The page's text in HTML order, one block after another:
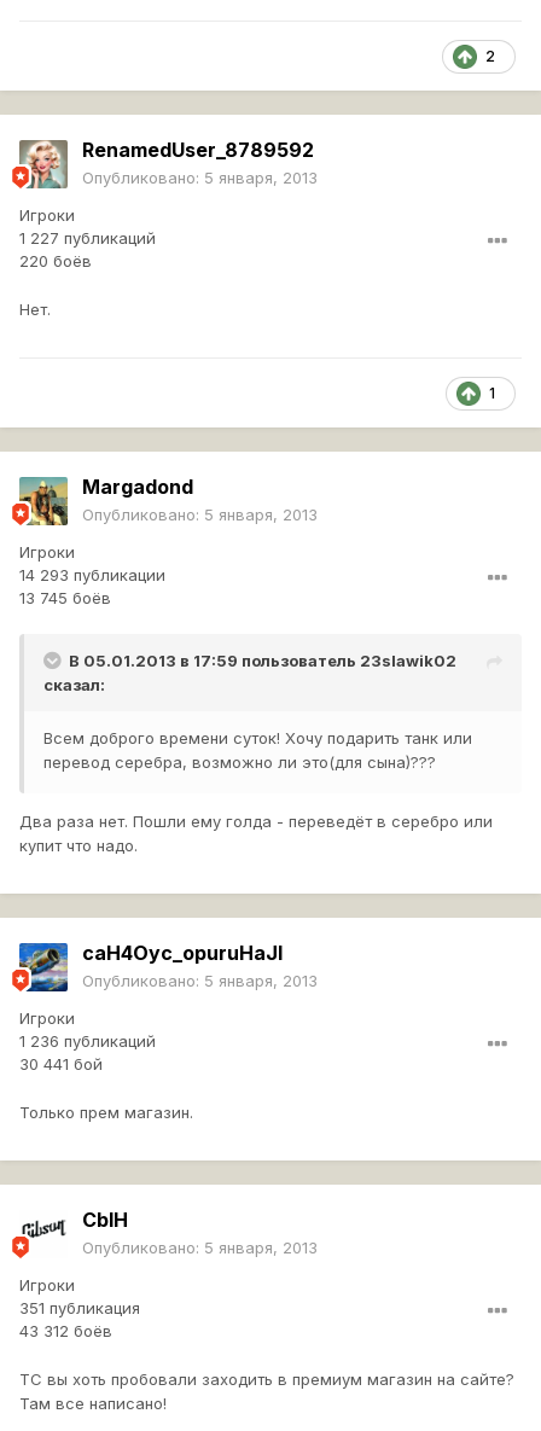
2
RenamedUser_8789592
Опубликовано: 5 января, 2013
Игроки
1 227 публикаций
220 боёв
Нет.
1
Margadond
Опубликовано: 5 января, 2013
Игроки
14 293 публикации
13 745 боёв
В 05.01.2013 в 17:59 пользователь 23slawik02
сказал:
Всем доброго времени суток! Хочу подарить танк или
перевод серебра, возможно ли это(для сына)???
Два раза нет. Пошли ему голда - переведёт в серебро или
купит что надо.
caH4Oyc_opuruHaJI
Опубликовано: 5 января, 2013
Игроки
1 236 публикаций
30 441 бой
Только прем магазин.
CblH
Опубликовано: 5 января, 2013
Игроки
351 публикация
43 312 боёв
ТС вы хоть пробовали заходить в премиум магазин на сайте?
Там все написано!